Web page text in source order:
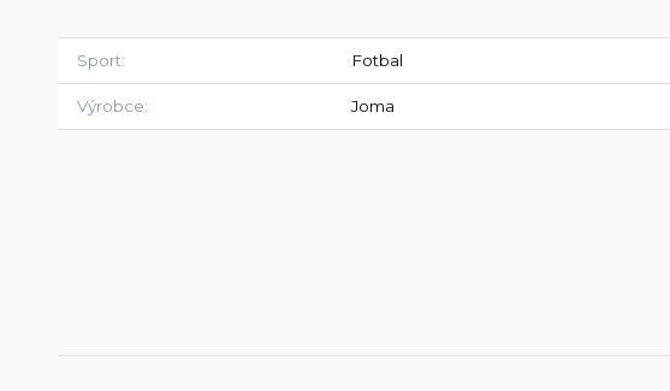
Sport Fotbal
Výrobce Joma